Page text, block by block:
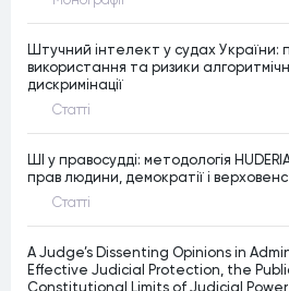
Штучний інтелект у судах України:
використання та ризики
дискримінації
Статтi
ШІ у правосудді: методологія
прав людини, демократії і
Статтi
A Judge’s Dissenting Opinions in
Effective Judicial Protection, the
Constitutional Limits of Judicial